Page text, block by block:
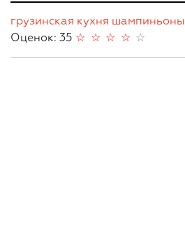
грузинская кухня шампиньоны
Оценок: 35
☆
☆
☆
☆
☆